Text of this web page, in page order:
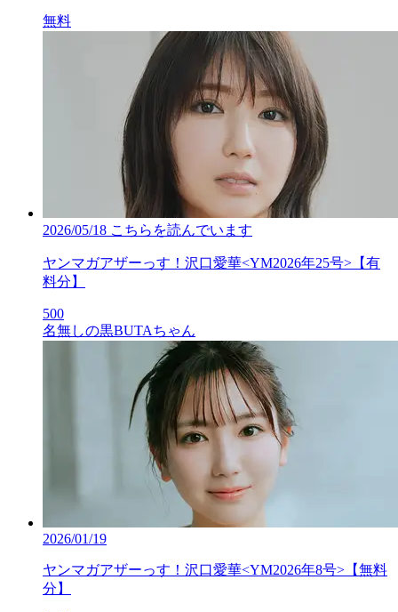
無料
2026/05/18 こちらを読んでいます
ヤンマガアザーっす！沢口愛華<YM2026年25号>【有
料分】
500
名無しの黒BUTAちゃん
2026/01/19
ヤンマガアザーっす！沢口愛華<YM2026年8号>【無料
分】